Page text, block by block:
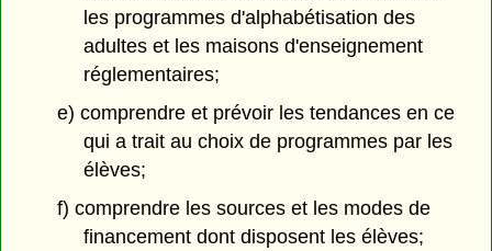
les programmes d'alphabétisation des
adultes et les maisons d'enseignement
réglementaires;
e) comprendre et prévoir les tendances en ce
qui a trait au choix de programmes par les
élèves;
f) comprendre les sources et les modes de
financement dont disposent les élèves;